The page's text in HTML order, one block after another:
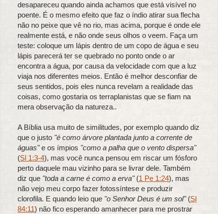
desapareceu quando ainda achamos que está visível no
poente. É o mesmo efeito que faz o índio atirar sua flecha
não no peixe que vê no rio, mas acima, porque é onde ele
realmente está, e não onde seus olhos o veem. Faça um
teste: coloque um lápis dentro de um copo de água e seu
lápis parecerá ter se quebrado no ponto onde o ar
encontra a água, por causa da velocidade com que a luz
viaja nos diferentes meios. Então é melhor desconfiar de
seus sentidos, pois eles nunca revelam a realidade das
coisas, como gostaria os terraplanistas que se fiam na
mera observação da natureza..
A Bíblia usa muito de similitudes, por exemplo quando diz
que o justo "é como árvore plantada junto a corrente de
águas"e os ímpios "como a palha que o vento dispersa"
(Sl 1:3-4), mas você nunca pensou em riscar um fósforo
perto daquele mau vizinho para se livrar dele. Também
diz que "toda a carne é como a erva"(1 Pe 1:24), mas
não vejo meu corpo fazer fotossíntese e produzir
clorofila. E quando leio que "o Senhor Deus é um sol"(Sl
84:11) não fico esperando amanhecer para me prostrar